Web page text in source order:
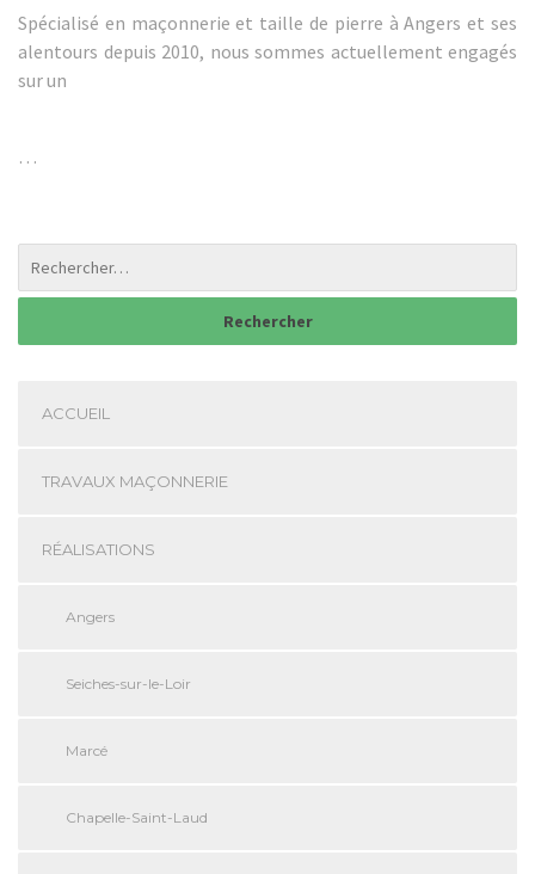
Spécialisé en maçonnerie et taille de pierre à Angers et ses
alentours depuis 2010, nous sommes actuellement engagés
sur un
…
ACCUEIL
TRAVAUX MAÇONNERIE
RÉALISATIONS
Angers
Seiches-sur-le-Loir
Marcé
Chapelle-Saint-Laud